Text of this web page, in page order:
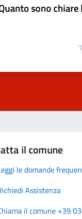
sono
il comune
le domande
Assistenza
il comune +39